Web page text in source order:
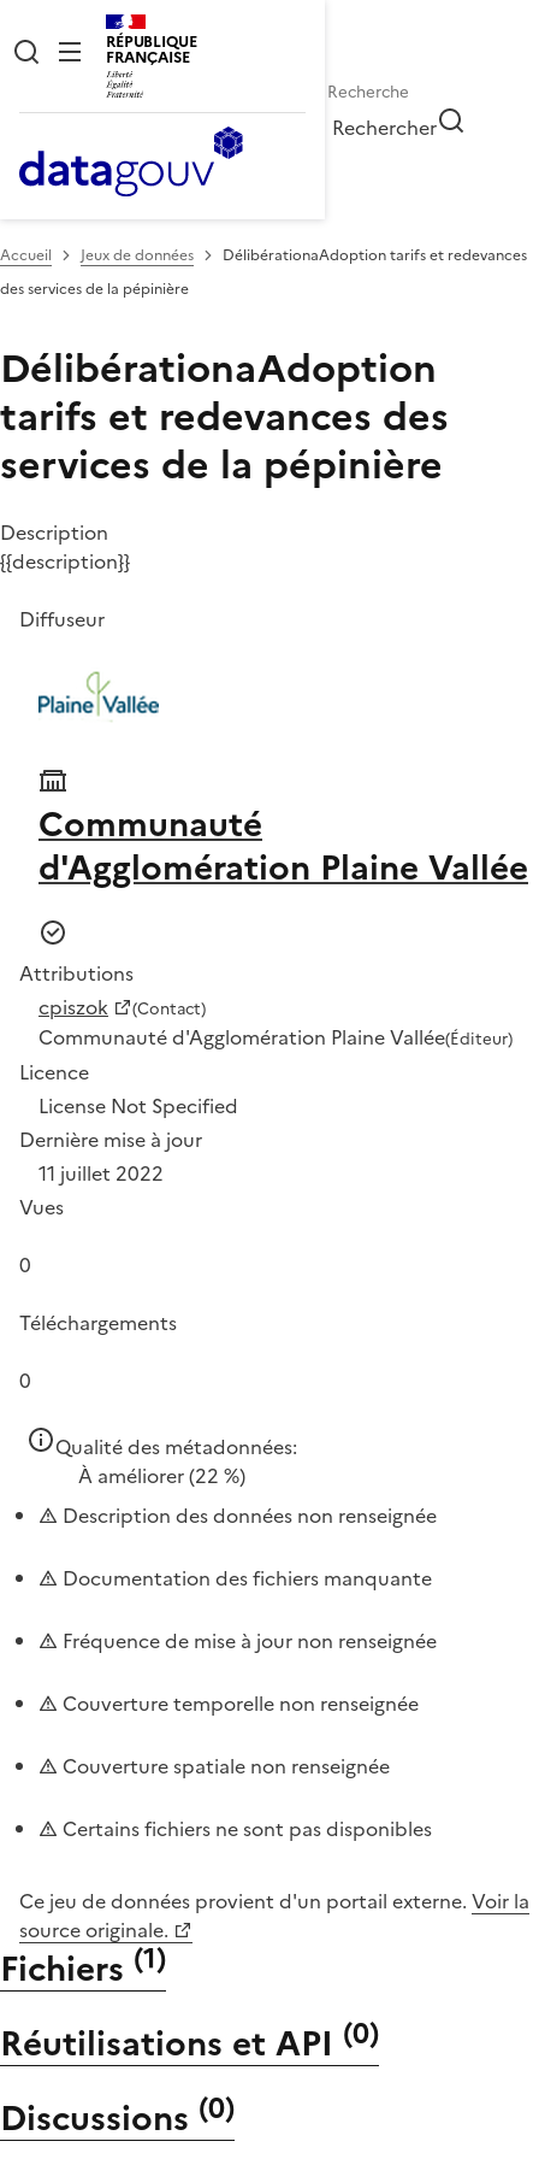
RÉPUBLIQUE
FRANÇAISE
Rechercher
Accueil Jeux de données
DélibérationaAdoption tarifs et redevances
des services de la pépinière
DélibérationaAdoption
tarifs et redevances des
services de la pépinière
Description
{{description}}
Diffuseur
Communauté
d'Agglomération Plaine Vallée
Attributions
cpiszok
(Contact)
Communauté d'Agglomération Plaine Vallée(Éditeur)
Licence
License Not Specified
Dernière mise à jour
11 juillet 2022
Vues
0
Téléchargements
0
Qualité des métadonnées:
À améliorer(22 %)
Description des données non renseignée
Documentation des fichiers manquante
Fréquence de mise à jour non renseignée
Couverture temporelle non renseignée
Couverture spatiale non renseignée
Certains fichiers ne sont pas disponibles
Ce jeu de données provient d'un portail externe. Voir la
source originale.
Fichiers (1)
Réutilisations et API (0)
Discussions (0)